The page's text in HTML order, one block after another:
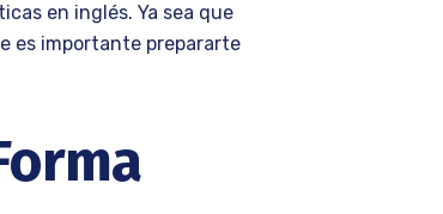
en inglés. Ya sea que
es importante prepararte